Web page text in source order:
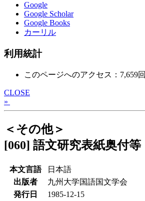
Google
Google Scholar
Google Books
カーリル
利用統計
このページへのアクセス：7,659回
CLOSE
»
＜その他＞
[060] 語文研究表紙奥付等
本文言語
日本語
出版者
九州大学国語国文学会
発行日
1985-12-15